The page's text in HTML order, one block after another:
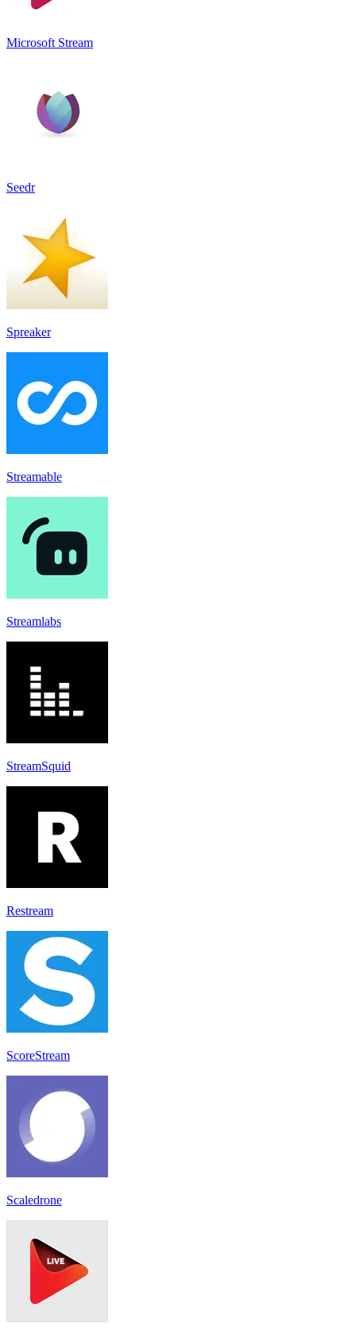
Microsoft Stream
Seedr
Spreaker
Streamable
Streamlabs
StreamSquid
Restream
ScoreStream
Scaledrone